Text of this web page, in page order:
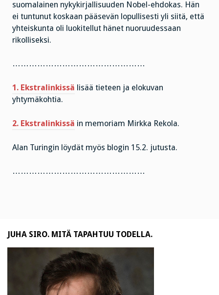
suomalainen nykykirjallisuuden Nobel-ehdokas. Hän
ei tuntunut koskaan pääsevän lopullisesti yli siitä, että
yhteiskunta oli luokitellut hänet nuoruudessaan
rikolliseksi.
…………………………………………
1. Ekstralinkissä lisää tieteen ja elokuvan
yhtymäkohtia.
2. Ekstralinkissä in memoriam Mirkka Rekola.
Alan Turingin löydät myös blogin 15.2. jutusta.
…………………………………………
JUHA SIRO. MITÄ TAPAHTUU TODELLA.